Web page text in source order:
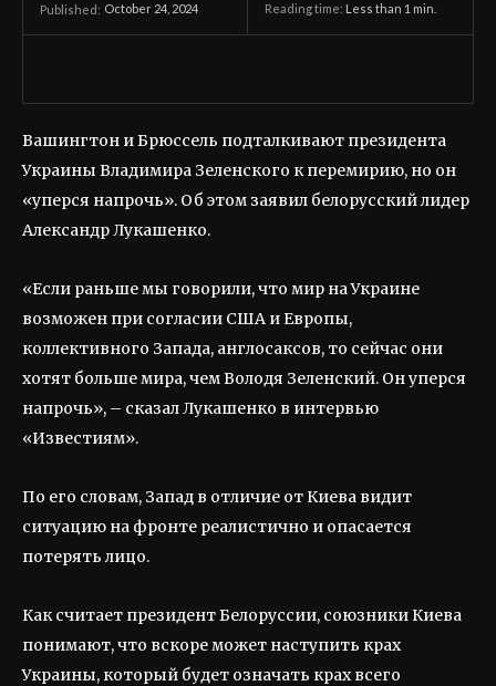
Published: October 24, 2024 Reading time: Less than 1 min.
Вашингтон и Брюссель подталкивают президента
Украины Владимира Зеленского к перемирию, но он
«уперся напрочь». Об этом заявил белорусский лидер
Александр Лукашенко.
«Если раньше мы говорили, что мир на Украине
возможен при согласии США и Европы,
коллективного Запада, англосаксов, то сейчас они
хотят больше мира, чем Володя Зеленский. Он уперся
напрочь», – сказал Лукашенко в интервью
«Известиям».
По его словам, Запад в отличие от Киева видит
ситуацию на фронте реалистично и опасается
потерять лицо.
Как считает президент Белоруссии, союзники Киева
понимают, что вскоре может наступить крах
Украины, который будет означать крах всего